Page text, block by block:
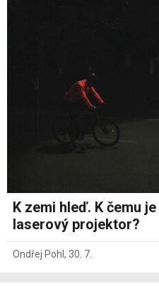
K zemi hleď. K čemu
laserový projektor?
Ondřej Pohl , 30. 7.